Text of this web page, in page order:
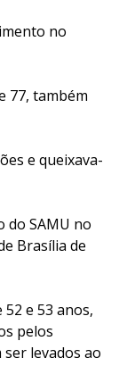
no
77, também
e queixava-
do SAMU no
Brasília de
e 53 anos,
pelos
levados ao